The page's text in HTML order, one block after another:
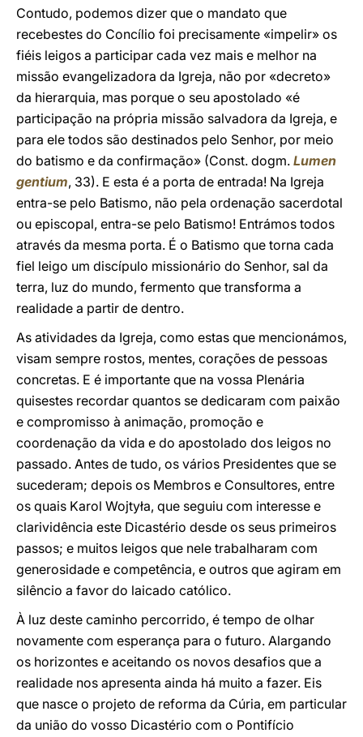
Contudo, podemos dizer que o mandato que
recebestes do Concílio foi precisamente «impelir» os
fiéis leigos a participar cada vez mais e melhor na
missão evangelizadora da Igreja, não por «decreto»
da hierarquia, mas porque o seu apostolado «é
participação na própria missão salvadora da Igreja, e
para ele todos são destinados pelo Senhor, por meio
do batismo e da confirmação» (Const. dogm. Lumen
gentium, 33). E esta é a porta de entrada! Na Igreja
entra-se pelo Batismo, não pela ordenação sacerdotal
ou episcopal, entra-se pelo Batismo! Entrámos todos
através da mesma porta. É o Batismo que torna cada
fiel leigo um discípulo missionário do Senhor, sal da
terra, luz do mundo, fermento que transforma a
realidade a partir de dentro.
As atividades da Igreja, como estas que mencionámos,
visam sempre rostos, mentes, corações de pessoas
concretas. E é importante que na vossa Plenária
quisestes recordar quantos se dedicaram com paixão
e compromisso à animação, promoção e
coordenação da vida e do apostolado dos leigos no
passado. Antes de tudo, os vários Presidentes que se
sucederam; depois os Membros e Consultores, entre
os quais Karol Wojtyła, que seguiu com interesse e
clarividência este Dicastério desde os seus primeiros
passos; e muitos leigos que nele trabalharam com
generosidade e competência, e outros que agiram em
silêncio a favor do laicado católico.
À luz deste caminho percorrido, é tempo de olhar
novamente com esperança para o futuro. Alargando
os horizontes e aceitando os novos desafios que a
realidade nos apresenta ainda há muito a fazer. Eis
que nasce o projeto de reforma da Cúria, em particular
da união do vosso Dicastério com o Pontifício